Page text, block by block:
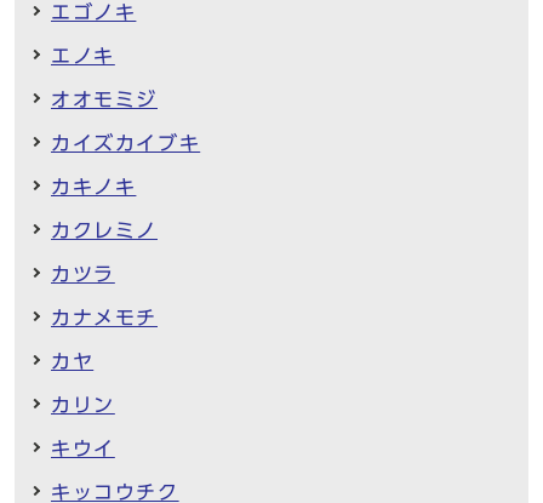
エゴノキ
エノキ
オオモミジ
カイズカイブキ
カキノキ
カクレミノ
カツラ
カナメモチ
カヤ
カリン
キウイ
キッコウチク